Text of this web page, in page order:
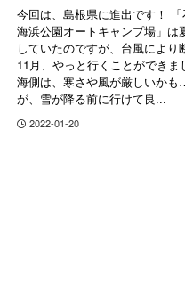
今回は、島根県に進出です！ 「
海浜公園オートキャンプ場」は
していたのですが、台風によ
11月、やっと行くことができま
海側は、寒さや風が厳しいか
が、雪が降る前に行けて良...
2022-01-20